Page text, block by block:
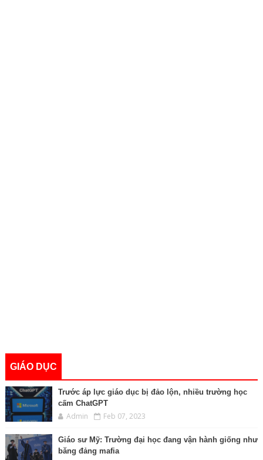
GIÁO DỤC
Trước áp lực giáo dục bị đảo lộn, nhiều trường học
cấm ChatGPT
Admin Feb 07, 2023
Giáo sư Mỹ: Trường đại học đang vận hành giống như
băng đảng mafia